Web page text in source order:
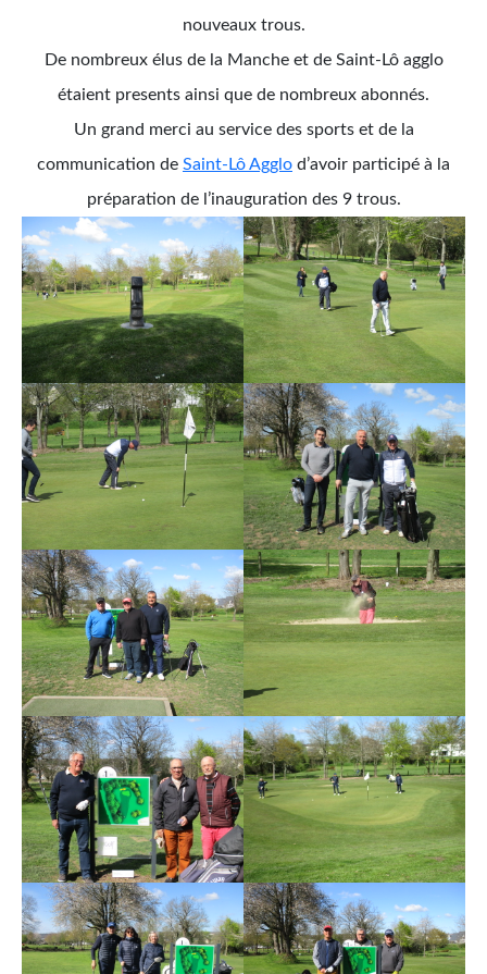
nouveaux trous.
De nombreux élus de la Manche et de Saint-Lô agglo
étaient presents ainsi que de nombreux abonnés.
Un grand merci au service des sports et de la
communication de Saint-Lô Agglo d’avoir participé à la
préparation de l’inauguration des 9 trous.